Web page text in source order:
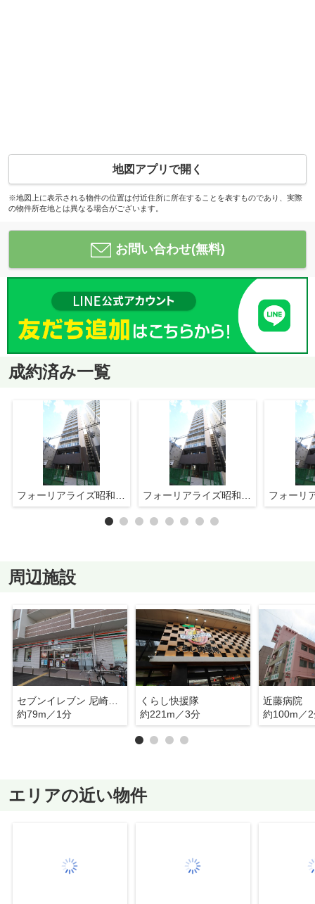
地図アプリで開く
※地図上に表示される物件の位置は付近住所に所在することを表すものであり、実際
の物件所在地とは異なる場合がございます。
お問い合わせ(無料)
成約済み一覧
フォーリアライズ昭和南通Ⅰ フォーリアライズ昭和南通Ⅰ
周辺施設
セブンイレブン 尼崎昭和通5丁目店
約79m／1分
くらし快援隊
約221m／3分
近藤病院
約100m／
エリアの近い物件